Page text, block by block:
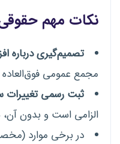
نکات مهم
تصمیم‌گیری درباره
مجمع عمومی فوق‌العاده
ثبت رسمی تغییرات
الزامی است و بدون آن،
در برخی موارد